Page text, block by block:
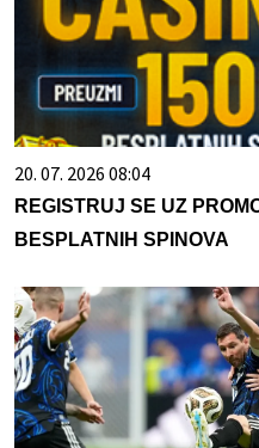
20. 07. 2026 08:04
REGISTRUJ SE UZ
BESPLATNIH SPINOVA